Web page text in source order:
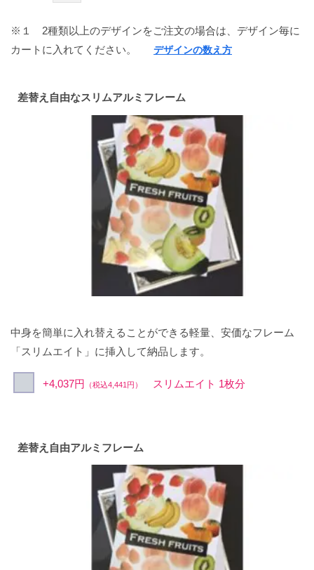
※１
2種類以上のデザインをご注文の場合は、デザイン毎に
カートに入れてください。
デザインの数え方
差替え自由なスリムアルミフレーム
中身を簡単に入れ替えることができる軽量、安価なフレーム
「スリムエイト」に挿入して納品します。
+4,037円 （税込4,441円） スリムエイト 1枚分
差替え自由アルミフレーム